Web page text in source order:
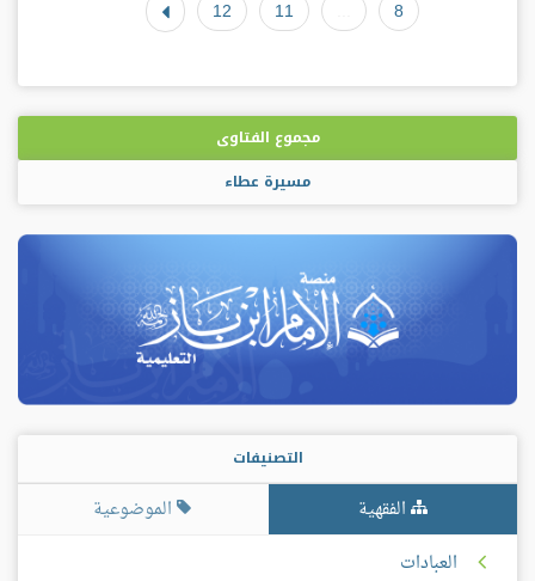
8
11
12
مجموع الفتاوى
مسيرة عطاء
التصنيفات
الفقهية
الموضوعية
العبادات